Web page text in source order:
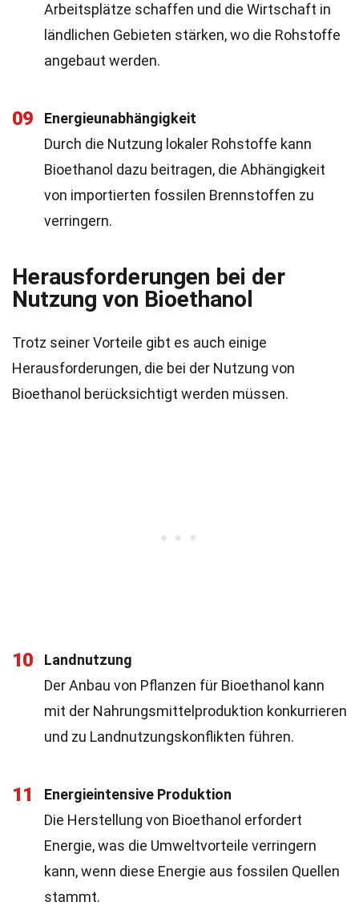
Arbeitsplätze schaffen und die Wirtschaft in
ländlichen Gebieten stärken, wo die Rohstoffe
angebaut werden.
09
Energieunabhängigkeit
Durch die Nutzung lokaler Rohstoffe kann
Bioethanol dazu beitragen, die Abhängigkeit
von importierten fossilen Brennstoffen zu
verringern.
Herausforderungen bei der
Nutzung von Bioethanol
Trotz seiner Vorteile gibt es auch einige
Herausforderungen, die bei der Nutzung von
Bioethanol berücksichtigt werden müssen.
10
Landnutzung
Der Anbau von Pflanzen für Bioethanol kann
mit der Nahrungsmittelproduktion konkurrieren
und zu Landnutzungskonflikten führen.
11
Energieintensive Produktion
Die Herstellung von Bioethanol erfordert
Energie, was die Umweltvorteile verringern
kann, wenn diese Energie aus fossilen Quellen
stammt.